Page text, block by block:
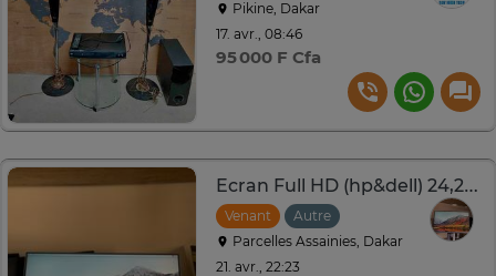
Pikine, Dakar
17. avr., 08:46
95 000 F Cfa
Ecran Full HD (hp&dell) 24,23,22 pouces
Venant
Autre
Parcelles Assainies, Dakar
21. avr., 22:23